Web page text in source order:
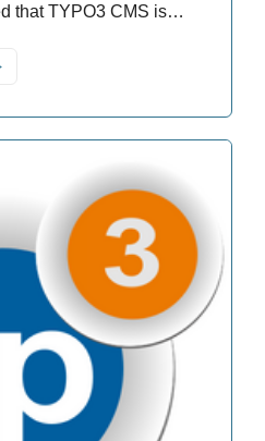
that TYPO3 CMS is…